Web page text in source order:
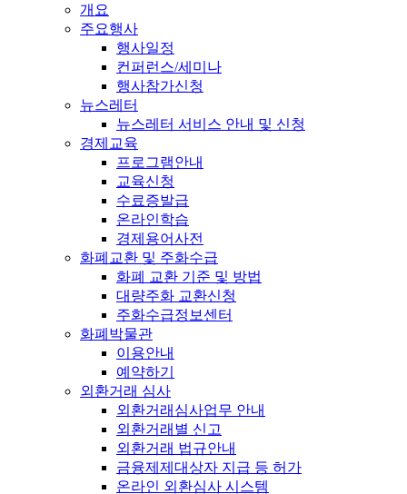
개요
주요행사
행사일정
컨퍼런스/세미나
행사참가신청
뉴스레터
뉴스레터 서비스 안내 및 신청
경제교육
프로그램안내
교육신청
수료증발급
온라인학습
경제용어사전
화폐교환 및 주화수급
화폐 교환 기준 및 방법
대량주화 교환신청
주화수급정보센터
화폐박물관
이용안내
예약하기
외환거래 심사
외환거래심사업무 안내
외환거래별 신고
외환거래 법규안내
금융제제대상자 지급 등 허가
온라인 외환심사 시스템